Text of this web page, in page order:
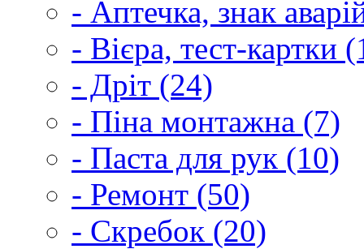
- Аптечка, знак
- Вієра, тест-картки
- Дріт (24)
- Піна монтажна (7)
- Паста для рук (10)
- Ремонт (50)
- Скребок (20)